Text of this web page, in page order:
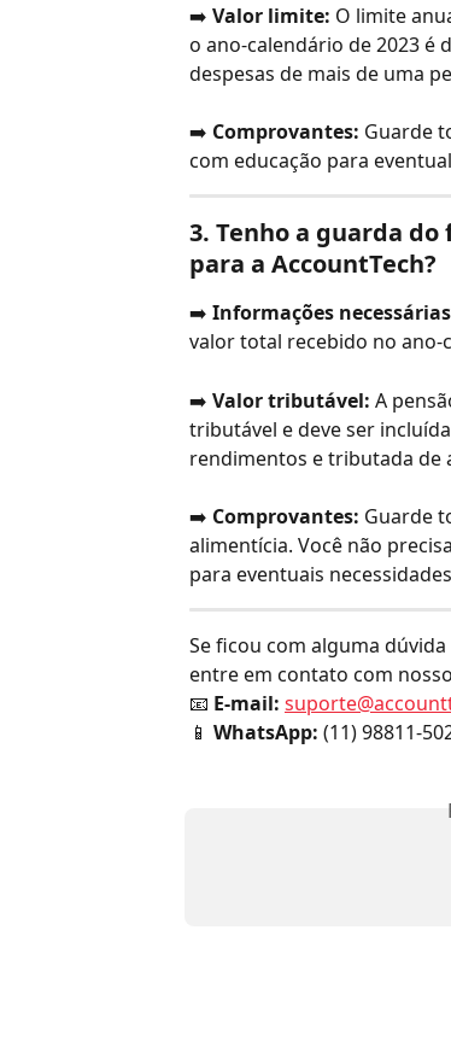
➡️ Valor limite: O limite
o ano-calendário de 2023 é
despesas de mais de uma
➡️ Comprovantes: Guarde
com educação para
3. Tenho a guarda
para a AccountTech?
➡️ Informações
valor total recebido no ano-
➡️ Valor tributável: A
tributável e deve ser
rendimentos e tributada de
➡️ Comprovantes: Guarde
alimentícia. Você não
para eventuais
Se ficou com alguma
entre em contato com
📧 E-mail:
📱 WhatsApp: (11) 98811-